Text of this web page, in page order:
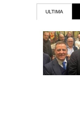
ULTIMA